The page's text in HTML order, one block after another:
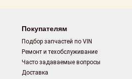
Покупателям
Подбор запчастей по VIN
Ремонт и техобслуживание
Часто задаваемые вопросы
Доставка